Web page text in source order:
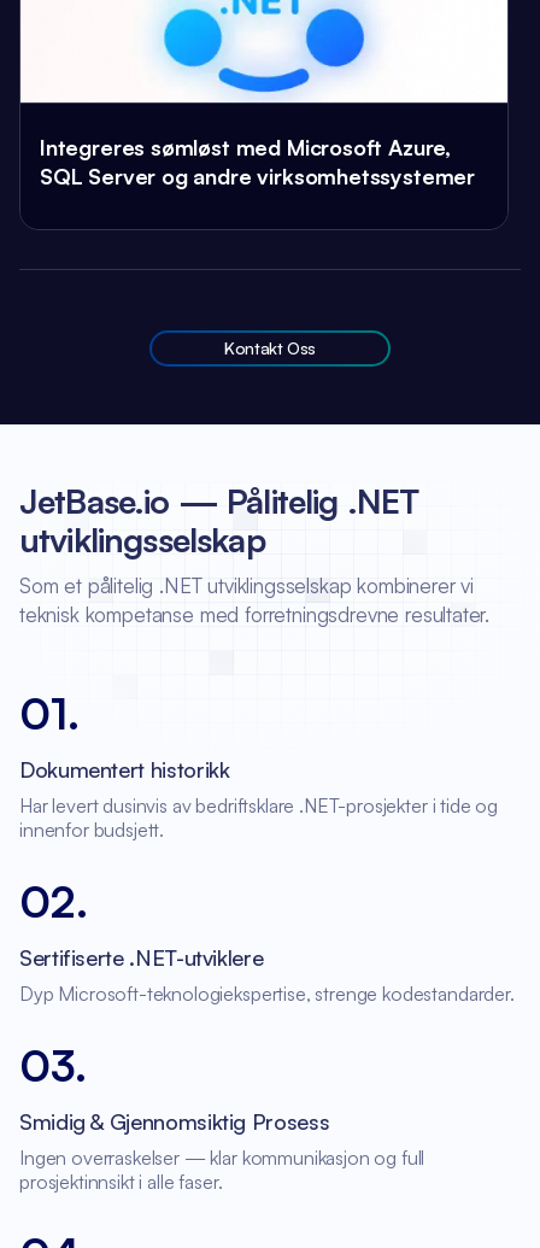
Integreres sømløst med Microsoft Azure,
SQL Server og andre virksomhetssystemer
Kontakt Oss
JetBase.io — Pålitelig .NET
utviklingsselskap
Som et pålitelig .NET utviklingsselskap kombinerer vi
teknisk kompetanse med forretningsdrevne resultater.
01.
Dokumentert historikk
Har levert dusinvis av bedriftsklare .NET-prosjekter i tide og
innenfor budsjett.
02.
Sertifiserte .NET-utviklere
Dyp Microsoft-teknologiekspertise, strenge kodestandarder.
03.
Smidig & Gjennomsiktig Prosess
Ingen overraskelser — klar kommunikasjon og full
prosjektinnsikt i alle faser.